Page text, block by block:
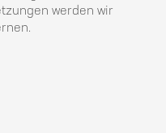
werden wir